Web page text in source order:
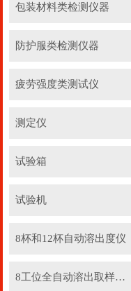
包装材料类检测仪器
防护服类检测仪器
疲劳强度类测试仪
测定仪
试验箱
试验机
8杯和12杯自动溶出度仪
8工位全自动溶出取样收集系统